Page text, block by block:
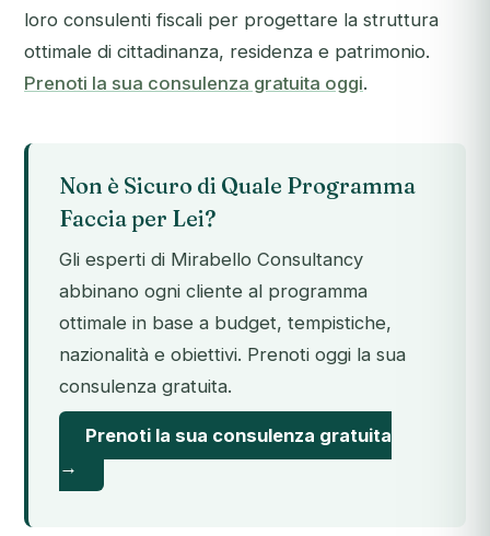
loro consulenti fiscali per progettare la struttura
ottimale di cittadinanza, residenza e patrimonio.
Prenoti la sua consulenza gratuita oggi.
Non è Sicuro di Quale Programma
Faccia per Lei?
Gli esperti di Mirabello Consultancy
abbinano ogni cliente al programma
ottimale in base a budget, tempistiche,
nazionalità e obiettivi. Prenoti oggi la sua
consulenza gratuita.
Prenoti la sua consulenza gratuita
→